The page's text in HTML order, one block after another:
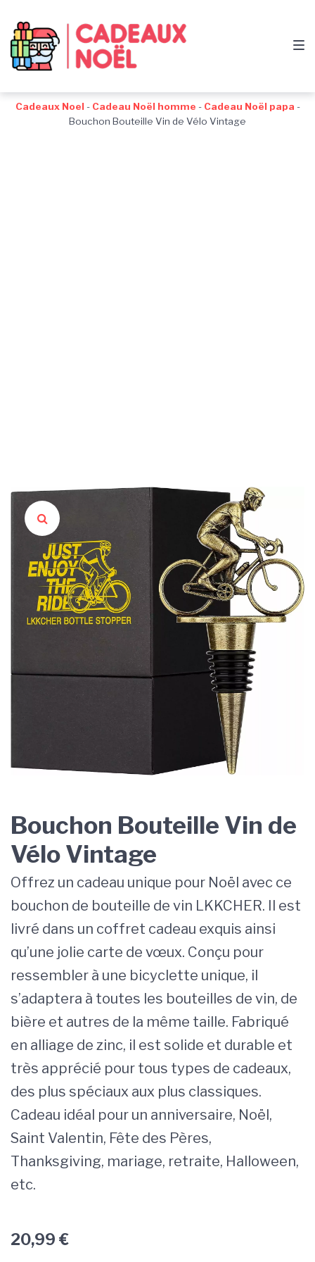
navigation
au
contenu
au
pied
de
Cadeaux Noel - Cadeau Noël homme - Cadeau Noël papa -
Bouchon Bouteille Vin de Vélo Vintage
Bouchon Bouteille Vin de
Vélo Vintage
Offrez un cadeau unique pour Noël avec ce
bouchon de bouteille de vin LKKCHER. Il est
livré dans un coffret cadeau exquis ainsi
qu’une jolie carte de vœux. Conçu pour
ressembler à une bicyclette unique, il
s’adaptera à toutes les bouteilles de vin, de
bière et autres de la même taille. Fabriqué
en alliage de zinc, il est solide et durable et
très apprécié pour tous types de cadeaux,
des plus spéciaux aux plus classiques.
Cadeau idéal pour un anniversaire, Noël,
Saint Valentin, Fête des Pères,
Thanksgiving, mariage, retraite, Halloween,
etc.
20,99 €